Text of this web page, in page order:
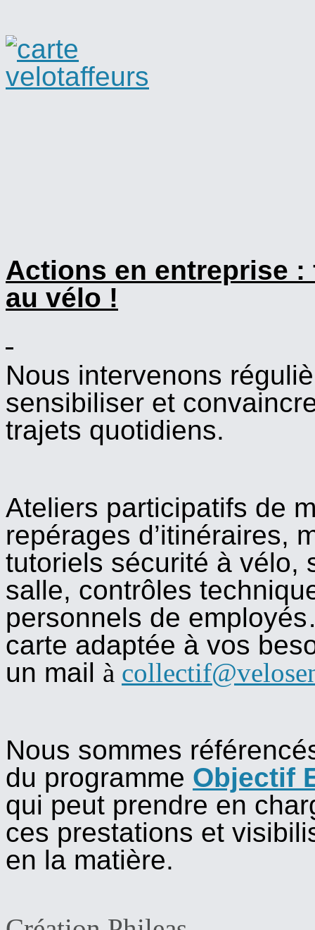
Actions en entreprise
au vélo !
Nous intervenons
sensibiliser et
trajets quotidiens.
Ateliers participatifs de
repérages d’itinéraires,
tutoriels sécurité à vélo,
salle, contrôles
personnels de
carte adaptée à vos
un mail à
Nous sommes
du programme Objectif
qui peut prendre en
ces prestations et
en la matière.